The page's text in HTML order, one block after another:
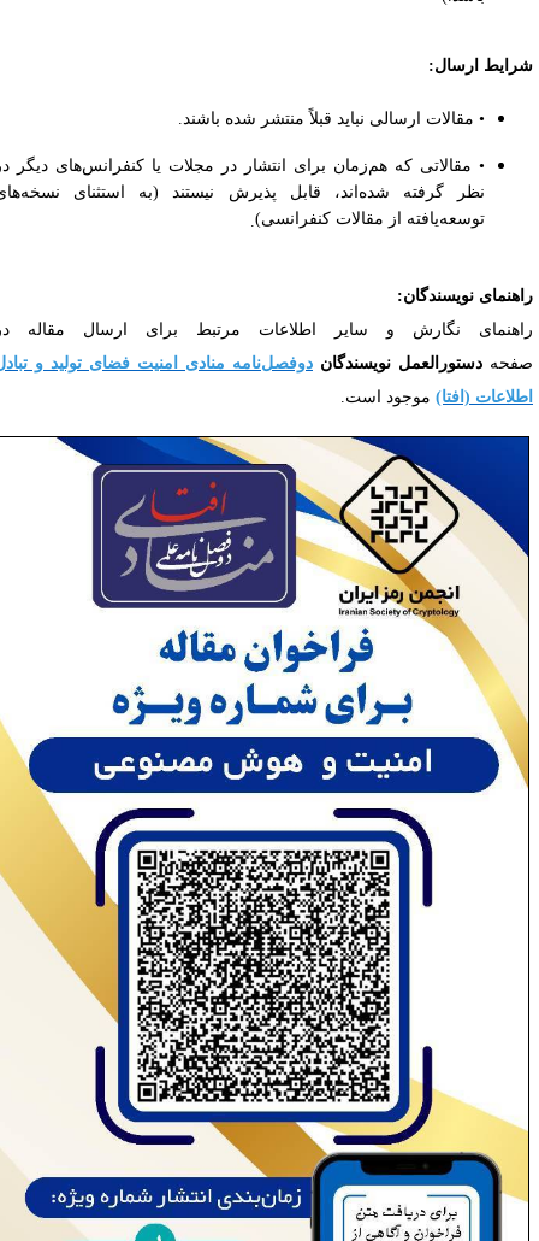
ارسال:
• مقالات ارسالی نباید قبلاً منتشر شده باشند.
• مقالاتی که هم‌زمان برای انتشار در مجلات یا کنفرانس‌های دیگر در
نظر گرفته شده‌اند، قابل پذیرش نیستند (به استثنای نسخه‌های
توسعه‌یافته از مقالات کنفرانسی).
نویسندگان:
نگارش و سایر اطلاعات مرتبط برای ارسال مقاله در
دستورالعمل نویسندگان دوفصل‌نامه منادی امنیت فضای تولید و تبادل
(افتا) موجود است.